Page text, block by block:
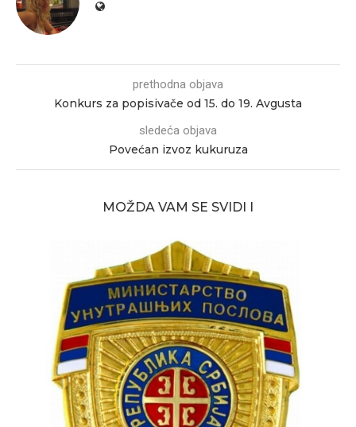
prethodna objava
Konkurs za popisivače od 15. do 19. Avgusta
sledeća objava
Povećan izvoz kukuruza
MOŽDA VAM SE SVIDI I